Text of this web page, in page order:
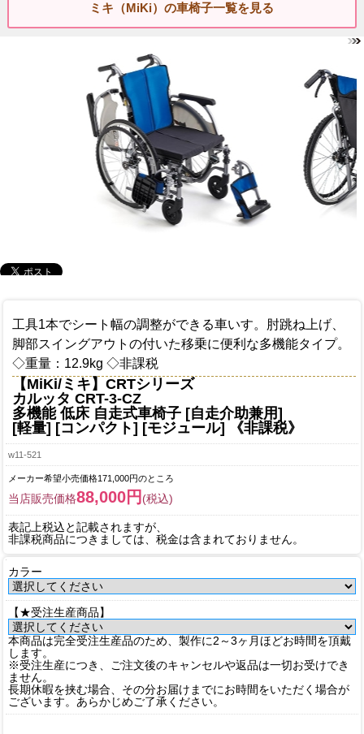
ミキ（MiKi）の車椅子一覧を見る
工具1本でシート幅の調整ができる車いす。肘跳ね上げ、
脚部スイングアウトの付いた移乗に便利な多機能タイプ。
◇重量：12.9kg ◇非課税
【MiKi/ミキ】CRTシリーズ
カルッタ CRT-3-CZ
多機能 低床 自走式車椅子 [自走介助兼用]
[軽量] [コンパクト] [モジュール] 《非課税》
w11-521
メーカー希望小売価格171,000円のところ
当店販売価格88,000円 (税込)
表記上税込と記載されますが、
非課税商品につきましては、税金は含まれておりません。
カラー
【★受注生産商品】
本商品は完全受注生産品のため、製作に2～3ヶ月ほどお時間を頂戴
します。
※受注生産につき、ご注文後のキャンセルや返品は一切お受けでき
ません。
長期休暇を挟む場合、その分お届けまでにお時間をいただく場合が
ございます。あらかじめご了承ください。